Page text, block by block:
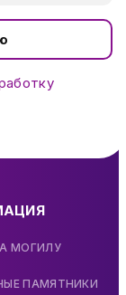
МОГИЛУ
ПАМЯТНИКИ